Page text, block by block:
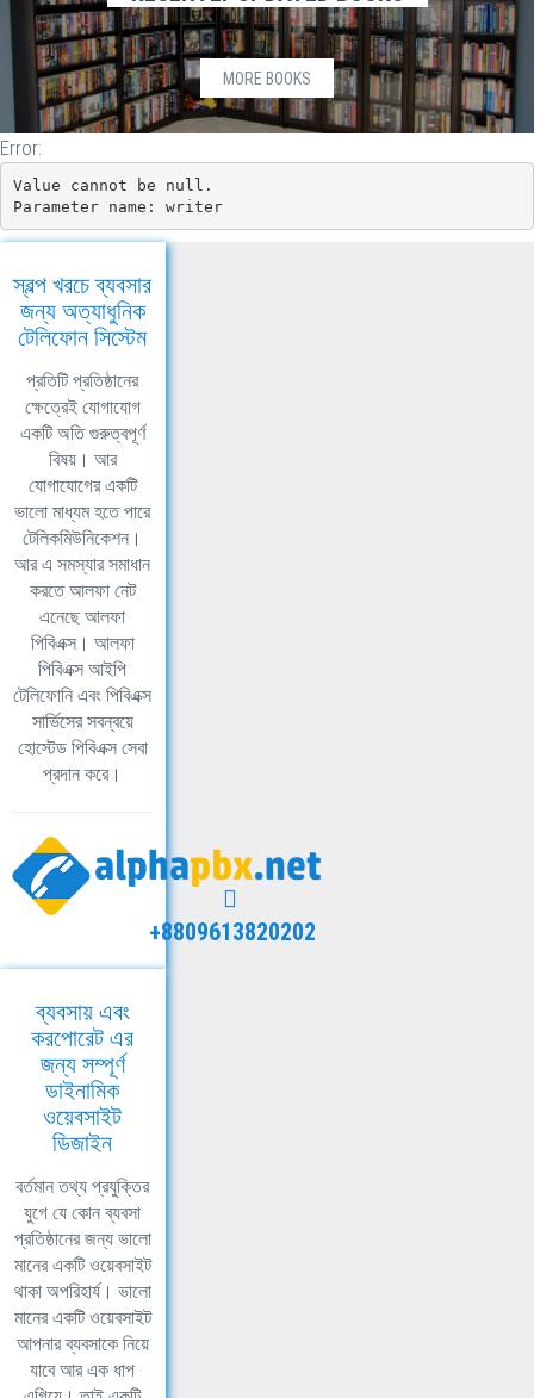
MORE BOOKS
Error:
Value cannot be null.
Parameter name: writer
স্বল্প খরচে ব্যবসার
জন্য অত্যাধুনিক
টেলিফোন সিস্টেম
প্রতিটি প্রতিষ্ঠানের
ক্ষেত্রেই যোগাযোগ
একটি অতি গুরুত্বপূর্ণ
বিষয়। আর
যোগাযোগের একটি
ভালো মাধ্যম হতে পারে
টেলিকমিউনিকেশন।
আর এ সমস্যার সমাধান
করতে আলফা নেট
এনেছে আলফা
পিবিএক্স। আলফা
পিবিএক্স আইপি
টেলিফোনি এবং পিবিএক্স
সার্ভিসের সবন্বয়ে
হোস্টেড পিবিএক্স সেবা
প্রদান করে।
+8809613820202
ব্যবসায় এবং
করপোরেট এর
জন্য সম্পূর্ণ
ডাইনামিক
ওয়েবসাইট
ডিজাইন
বর্তমান তথ্য প্রযুক্তির
যুগে যে কোন ব্যবসা
প্রতিষ্ঠানের জন্য ভালো
মানের একটি ওয়েবসাইট
থাকা অপরিহার্য। ভালো
মানের একটি ওয়েবসাইট
আপনার ব্যবসাকে নিয়ে
যাবে আর এক ধাপ